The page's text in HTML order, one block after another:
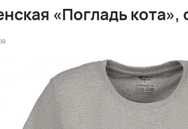
«Погладь